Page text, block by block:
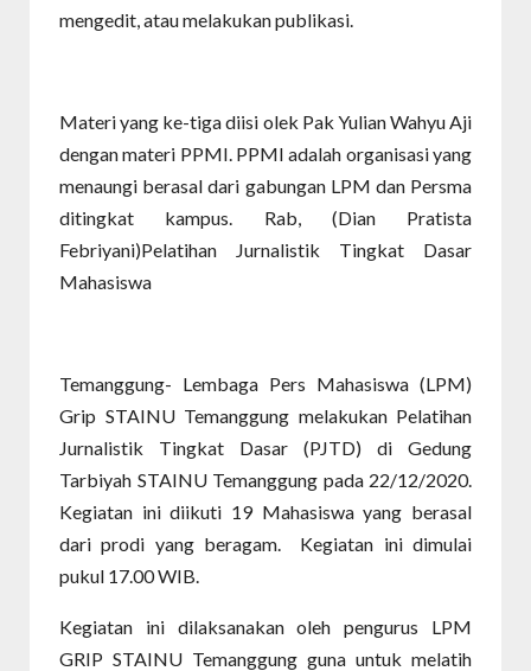
mengedit, atau melakukan publikasi.
Materi yang ke-tiga diisi olek Pak Yulian Wahyu Aji
dengan materi PPMI. PPMI adalah organisasi yang
menaungi berasal dari gabungan LPM dan Persma
ditingkat kampus. Rab, (Dian Pratista
Febriyani)Pelatihan Jurnalistik Tingkat Dasar
Mahasiswa
Temanggung- Lembaga Pers Mahasiswa (LPM)
Grip STAINU Temanggung melakukan Pelatihan
Jurnalistik Tingkat Dasar (PJTD) di Gedung
Tarbiyah STAINU Temanggung pada 22/12/2020.
Kegiatan ini diikuti 19 Mahasiswa yang berasal
dari prodi yang beragam. Kegiatan ini dimulai
pukul 17.00 WIB.
Kegiatan ini dilaksanakan oleh pengurus LPM
GRIP STAINU Temanggung guna untuk melatih